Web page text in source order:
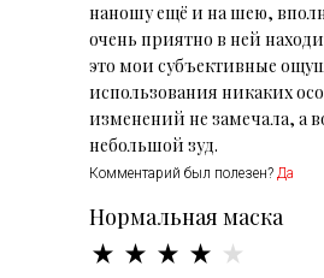
наношу ещё и на шею,
очень приятно в ней
это мои субъективные
использования никаких
изменений не замечала, а
небольшой зуд.
Комментарий был полезен? Да
Нормальная маска